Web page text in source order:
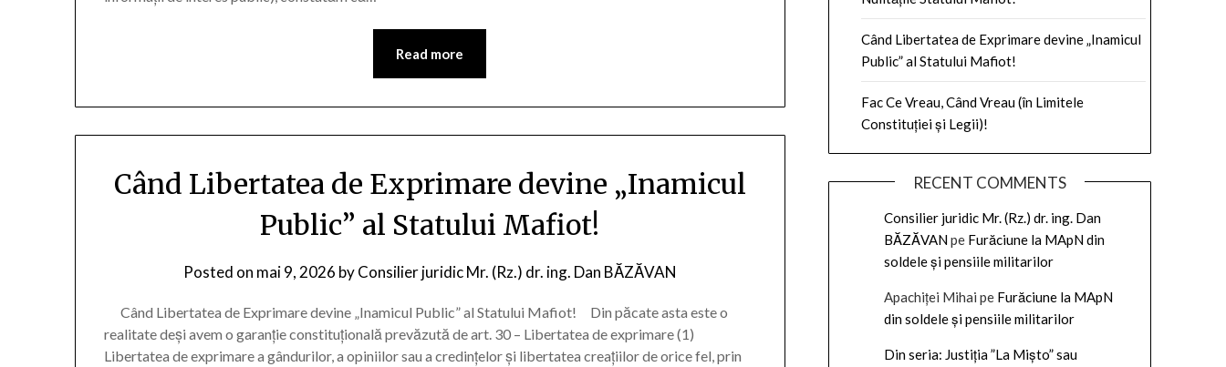
Read more
Când Libertatea de Exprimare devine „Inamicul
Public” al Statului Mafiot!
Posted on mai 9, 2026 byConsilier juridic Mr. (Rz.) dr. ing. Dan BĂZĂVAN
Când Libertatea de Exprimare devine „Inamicul Public” al Statului Mafiot! Din păcate asta este o
realitate deși avem o garanție constituțională prevăzută de art. 30 – Libertatea de exprimare (1)
Libertatea de exprimare a gândurilor, a opiniilor sau a credințelor și libertatea creațiilor de orice fel, prin
Când Libertatea de Exprimare devine „Inamicul
Public” al Statului Mafiot!
Fac Ce Vreau, Când Vreau (în Limitele
Constituției și Legii)!
RECENT COMMENTS
Consilier juridic Mr. (Rz.) dr. ing. Dan
BĂZĂVANpe Furăciune la MApN din
soldele și pensiile militarilor
Apachiței Mihai pe Furăciune la MApN
din soldele și pensiile militarilor
Din seria: Justiția ”La Mișto” sau